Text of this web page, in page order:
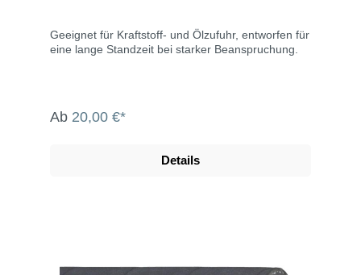
Geeignet für Kraftstoff- und Ölzufuhr, entworfen für
eine lange Standzeit bei starker Beanspruchung.
Ab 20,00 €*
Details